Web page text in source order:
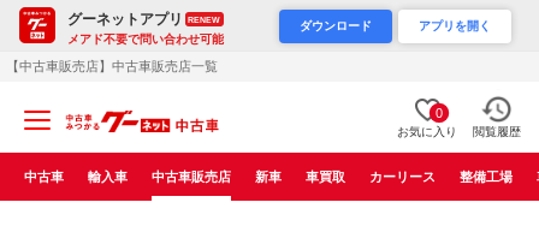
グーネットアプリ RENEW
メアド不要で問い合わせ可能
ダウンロード アプリを開く
【中古車販売店】中古車販売店一覧
0
お気に入り 閲覧履歴
中古車 輸入車 中古車販売店 新車 車買取 カーリース 整備工場